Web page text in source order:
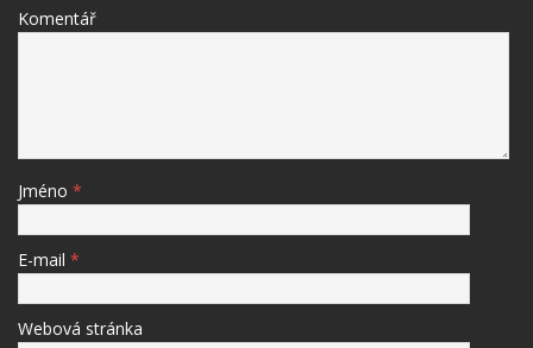
Komentář
Jméno *
E-mail *
Webová stránka